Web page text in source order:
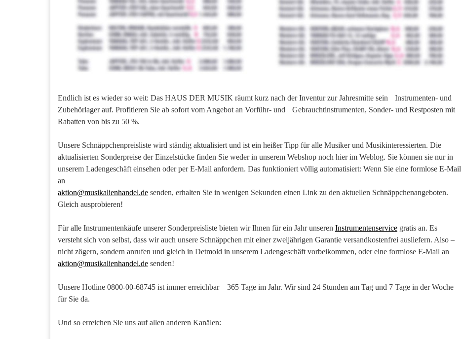
Endlich ist es wieder so weit: Das HAUS DER MUSIK räumt kurz nach der Inventur zur Jahresmitte sein Instrumenten- und
Zubehörlager auf. Profitieren Sie ab sofort vom Angebot an Vorführ- und Gebrauchtinstrumenten, Sonder- und Restposten mit
Rabatten von bis zu 50 %.
Unsere Schnäppchenpreisliste wird ständig aktualisiert und ist ein heißer Tipp für alle Musiker und Musikinteressierten. Die
aktualisierten Sonderpreise der Einzelstücke finden Sie weder in unserem Webshop noch hier im Weblog. Sie können sie nur in
unserem Ladengeschäft einsehen oder per E-Mail anfordern. Das funktioniert völlig automatisiert: Wenn Sie eine formlose E-Mail
an
aktion@musikalienhandel.de senden, erhalten Sie in wenigen Sekunden einen Link zu den aktuellen Schnäppchenangeboten.
Gleich ausprobieren!
Für alle Instrumentenkäufe unserer Sonderpreisliste bieten wir Ihnen für ein Jahr unseren Instrumentenservice gratis an. Es
versteht sich von selbst, dass wir auch unsere Schnäppchen mit einer zweijährigen Garantie versandkostenfrei ausliefern. Also –
nicht zögern, sondern anrufen und gleich in Detmold in unserem Ladengeschäft vorbeikommen, oder eine formlose E-Mail an
aktion@musikalienhandel.de senden!
Unsere Hotline 0800-00-68745 ist immer erreichbar – 365 Tage im Jahr. Wir sind 24 Stunden am Tag und 7 Tage in der Woche
für Sie da.
Und so erreichen Sie uns auf allen anderen Kanälen: